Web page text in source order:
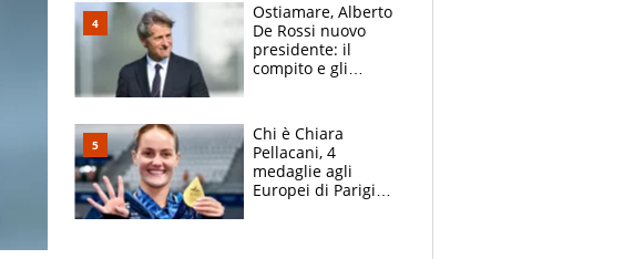
Ostiamare, Alberto
De Rossi nuovo
presidente: il
compito e gli
Chi è Chiara
Pellacani, 4
medaglie agli
Europei di Parigi